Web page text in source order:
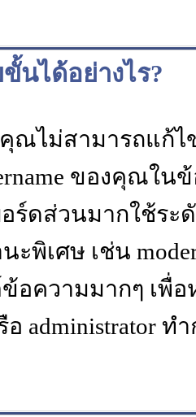
นได้อย่างไร?
ณไม่สามารถแก้
ของคุณใ
ร์ดส่วนมากใช้ร
ะพิเศษ เช่น
อความมากๆ เพื่
อ administrator